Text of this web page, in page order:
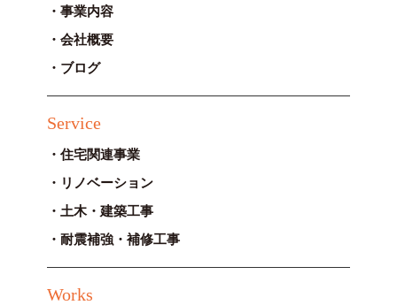
事業内容
会社概要
ブログ
Service
住宅関連事業
リノベーション
土木・建築工事
耐震補強・補修工事
Works